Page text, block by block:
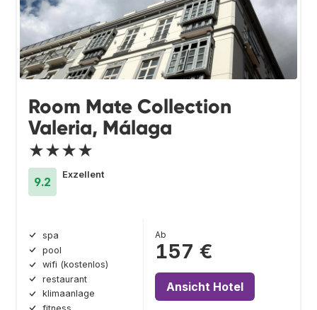
Room Mate Collection
Valeria, Málaga
★★★★
9.2
Exzellent
spa
pool
wifi (kostenlos)
restaurant
klimaanlage
Ab
157 €
Ansicht Hotel